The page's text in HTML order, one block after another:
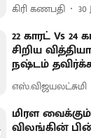
கிரி கணபதி 30
22 காரட் Vs
சிறிய
நஷ்டம்
எஸ்.விஜயலட்சுமி
மிரள
விலங்கின்